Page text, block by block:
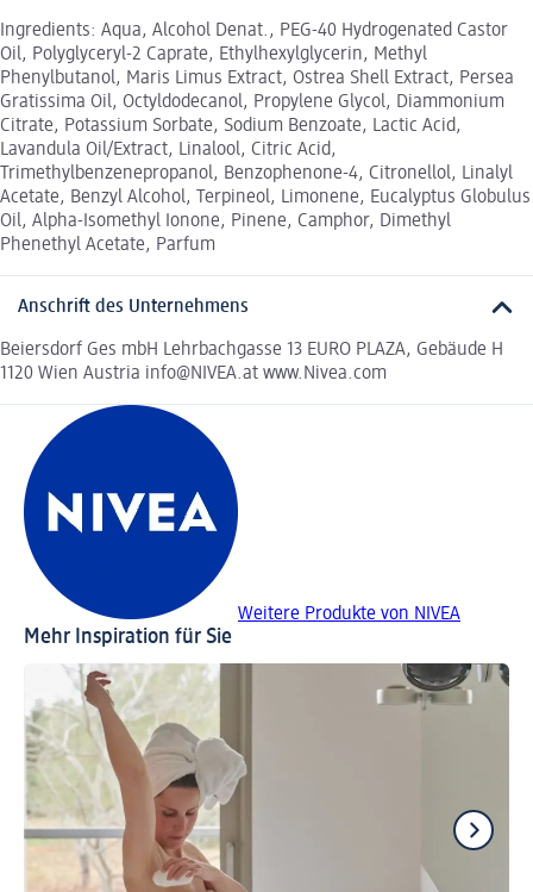
Ingredients: Aqua, Alcohol Denat., PEG-40 Hydrogenated Castor
Oil, Polyglyceryl-2 Caprate, Ethylhexylglycerin, Methyl
Phenylbutanol, Maris Limus Extract, Ostrea Shell Extract, Persea
Gratissima Oil, Octyldodecanol, Propylene Glycol, Diammonium
Citrate, Potassium Sorbate, Sodium Benzoate, Lactic Acid,
Lavandula Oil/Extract, Linalool, Citric Acid,
Trimethylbenzenepropanol, Benzophenone-4, Citronellol, Linalyl
Acetate, Benzyl Alcohol, Terpineol, Limonene, Eucalyptus Globulus
Oil, Alpha-Isomethyl Ionone, Pinene, Camphor, Dimethyl
Phenethyl Acetate, Parfum
Anschrift des Unternehmens
Beiersdorf Ges mbH Lehrbachgasse 13 EURO PLAZA, Gebäude H
1120 Wien Austria info@NIVEA.at www.Nivea.com
Weitere Produkte von NIVEA
Mehr Inspiration für Sie